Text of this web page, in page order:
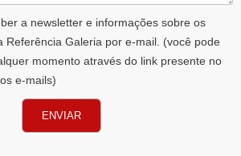
a newsletter e informações sobre os
Referência Galeria por e-mail. (você pode
momento através do link presente no
e-mails)
ENVIAR